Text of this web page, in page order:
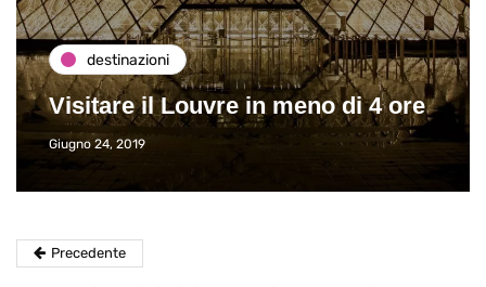
destinazioni
Visitare il Louvre in meno di 4 ore
Giugno 24, 2019
Precedente